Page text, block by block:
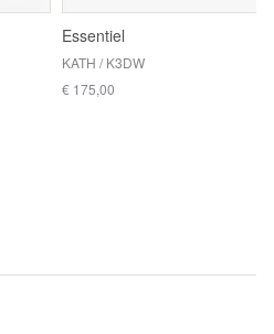
Essentiel
KATH / K3DW
€ 175,00